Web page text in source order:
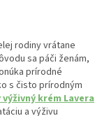
rodiny vrátane
sa páči ženám,
prírodné
s čisto prírodným
krém Lavera
a výživu